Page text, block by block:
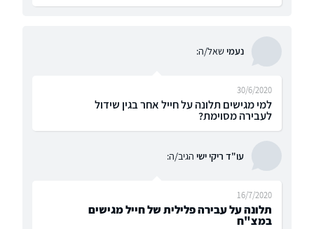
נעמישאל/ה:
למי מגישים תלונה על חייל אחר בגין שידול
לעבירה מסוימת?
30/6/2020
עו"ד ריקי ישי הגיב/ה:
תלונה על עבירה פלילית של חייל מגישים
במצ"ח
16/7/2020